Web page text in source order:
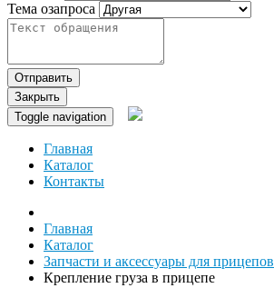
Тема озапроса
Отправить
Закрыть
Toggle navigation
Главная
Каталог
Контакты
Главная
Каталог
Запчасти и аксессуары для прицепов
Крепление груза в прицепе